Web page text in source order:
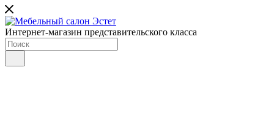
Интернет-магазин представительского класса